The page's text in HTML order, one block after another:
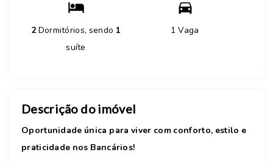
2Dormitórios, sendo 1
suíte
1 Vaga
Descrição do imóvel
Oportunidade única para viver com conforto, estilo e
praticidade nos Bancários!